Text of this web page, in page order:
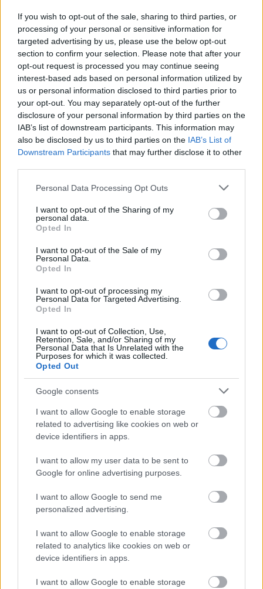
If you wish to opt-out of the sale, sharing to third parties, or
processing of your personal or sensitive information for
targeted advertising by us, please use the below opt-out
section to confirm your selection. Please note that after your
opt-out request is processed you may continue seeing
interest-based ads based on personal information utilized by
us or personal information disclosed to third parties prior to
your opt-out. You may separately opt-out of the further
disclosure of your personal information by third parties on the
IAB’s list of downstream participants. This information may
also be disclosed by us to third parties on the IAB’s List of
Downstream Participants that may further disclose it to other
Please note that this website/app uses one or more Google
not limited to your visit or usage behaviour. You may click to
grant or deny consent to Google and its third-party tags to
use your data for below specified purposes in below Google
consent section.
Personal Data Processing Opt Outs
I want to opt-out of the Sharing of my
personal data.
Opted In
I want to opt-out of the Sale of my
Personal Data.
Opted In
I want to opt-out of processing my
Personal Data for Targeted Advertising.
Opted In
I want to opt-out of Collection, Use,
Retention, Sale, and/or Sharing of my
Personal Data that Is Unrelated with the
Purposes for which it was collected.
Opted Out
Google consents
I want to allow Google to enable storage
related to advertising like cookies on web or
device identifiers in apps.
I want to allow my user data to be sent to
Google for online advertising purposes.
I want to allow Google to send me
personalized advertising.
I want to allow Google to enable storage
related to analytics like cookies on web or
device identifiers in apps.
I want to allow Google to enable storage
TGM: Kornai János és a portugáliai
államcsíny
TamásGáspárMiklós
Mitraillez, messieurs, ne calomniez pas!Auguste
Blanqui, Párizs, 1848. november 28. A nagy magyar
humanista tudós – ezek nem csúfondáros, hanem
komolyan gondolt jelzők – , Kornai János Széchenyi-
díjas akadémikus (egyébként öt külföldi
akadémiának is tagja), sok egyetem…
TGM: Biopolitika és osztálypolitika -
WTF baloldal